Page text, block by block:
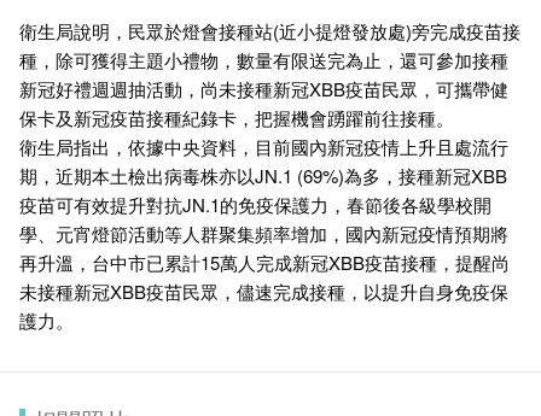
衛生局說明，民眾於燈會接種站(近小提燈發放處)旁完成疫苗接
種，除可獲得主題小禮物，數量有限送完為止，還可參加接種
新冠好禮週週抽活動，尚未接種新冠XBB疫苗民眾，可攜帶健
保卡及新冠疫苗接種紀錄卡，把握機會踴躍前往接種。
衛生局指出，依據中央資料，目前國內新冠疫情上升且處流行
期，近期本土檢出病毒株亦以JN.1 (69%)為多，接種新冠XBB
疫苗可有效提升對抗JN.1的免疫保護力，春節後各級學校開
學、元宵燈節活動等人群聚集頻率增加，國內新冠疫情預期將
再升溫，台中市已累計15萬人完成新冠XBB疫苗接種，提醒尚
未接種新冠XBB疫苗民眾，儘速完成接種，以提升自身免疫保
護力。